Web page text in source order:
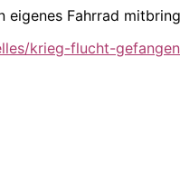
eigenes Fahrrad
krieg-flucht-